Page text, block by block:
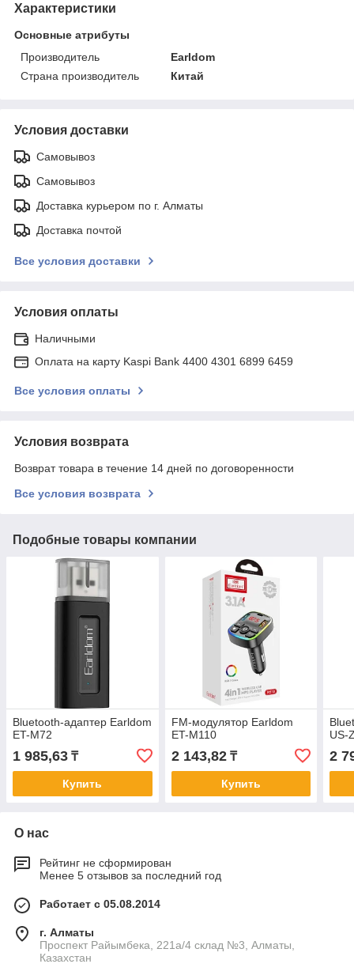
Характеристики
Основные атрибуты
Производитель
Earldom
Страна производитель
Китай
Условия доставки
Самовывоз
Самовывоз
Доставка курьером по г. Алматы
Доставка почтой
Все условия доставки
Условия оплаты
Наличными
Оплата на карту Kaspi Bank 4400 4301 6899 6459
Все условия оплаты
Условия возврата
Возврат товара в течение 14 дней по договоренности
Все условия возврата
Подобные товары компании
Bluetooth-адаптер Earldom
ET-M72
1 985,63 ₸
Купить
FM-модулятор Earldom
ET-M110
2 143,82₸
Купить
US-
2
О нас
Рейтинг не сформирован
Менее 5 отзывов за последний год
Работает с 05.08.2014
г. Алматы
Проспект Райымбека, 221а/4 склад №3, Алматы,
Казахстан